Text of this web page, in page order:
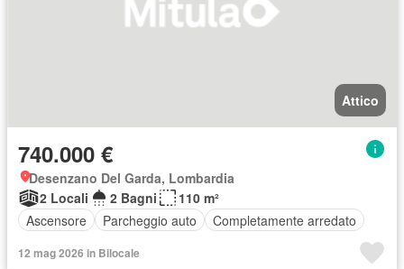
Attico
740.000 €
Desenzano Del Garda, Lombardia
2 Locali
2 Bagni
110 m²
Ascensore
Parcheggio auto Completamente arredato
12 mag 2026 in Bilocale